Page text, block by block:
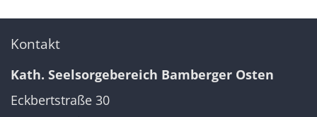
Kontakt
Kath. Seelsorgebereich Bamberger Osten
Eckbertstraße 30